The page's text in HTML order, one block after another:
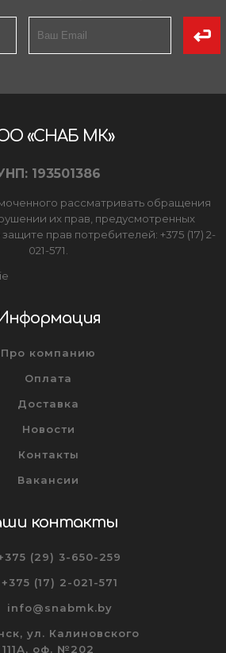
«СНАБ МК»
193501386
рассматривать обращения
их прав, предусмотренных
прав потребителей: +375 (17) 2-
021-571.
Про компанию
Оплата
Доставка
Новости
Контакты
Вакансии
контакты
(29) 3-650-259
+375 (17) 2-021-571
info@snabmk.by
ул. Калиновского
111А, оф. №202